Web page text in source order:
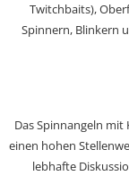
Twitchbaits),
Spinnern, Blinkern
Das Spinnangeln
einen hohen
lebhafte